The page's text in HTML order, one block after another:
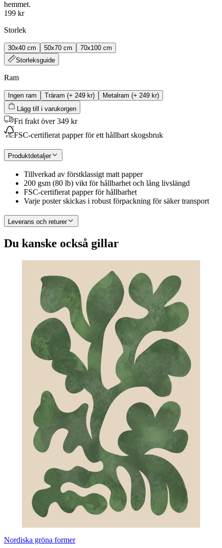
hemmet.
199 kr
Storlek
30x40 cm 50x70 cm
70x100 cm
Storleksguide
Ram
Ingen ram Träram (+ 249 kr) Metalram (+ 249 kr)
Lägg till i varukorgen
Fri frakt över 349 kr
FSC-certifierat papper för ett hållbart skogsbruk
Produktdetaljer
Tillverkad av förstklassigt matt papper
200 gsm (80 lb) vikt för hållbarhet och lång livslängd
FSC-certifierat papper för hållbarhet
Varje poster skickas i robust förpackning för säker transport
Leverans och returer
Du kanske också gillar
Nordiska gröna former